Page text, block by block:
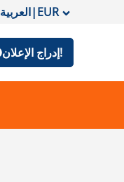
العربية|EUR
إدراج الإعلان!